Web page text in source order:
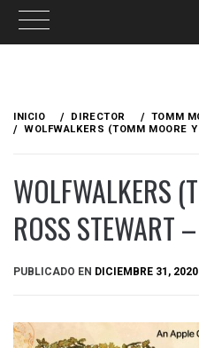
contenido
INICIO DIRECTOR
TOMM
WOLFWALKERS (TOMM MOORE
WOLFWALKERS
ROSS STEWART
PUBLICADO EN DICIEMBRE 31, 2020